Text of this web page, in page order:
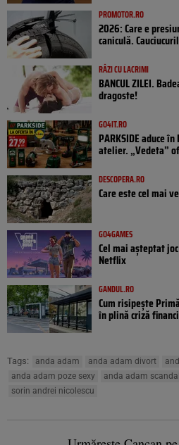
PROMOTOR.RO
2026: Care e
caniculă.
RÂZI CU LACRIMI
BANCUL ZILEI.
dragoste!
GO4IT.RO
PARKSIDE aduce
atelier. „Vedeta”
DESCOPERA.RO
Care este cel mai
GO4GAMES
Cel mai așteptat
Netflix
GANDUL.RO
Cum risipește
în plină criză
Tags: anda adam anda adam divort
anda adam poze sexy
anda adam scandal
sorin andrei nicolescu